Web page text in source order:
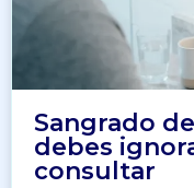
Sangrado
debes
consultar